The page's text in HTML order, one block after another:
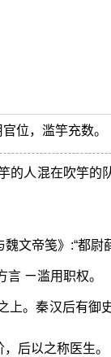
位，滥竽充数。
的人混在吹竽的
文帝笺》:“都
ㄧ滥用职权。
。秦汉后有御
后以之称医生。